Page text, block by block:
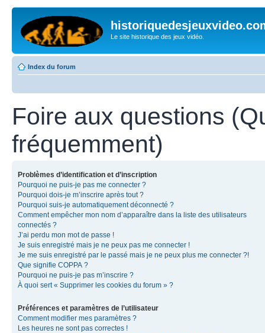
Le site historique des jeux vidéo.
Index du forum
Foire aux questions
fréquemment)
Problèmes d’identification et d’inscription
Pourquoi ne puis-je pas me connecter ?
Pourquoi dois-je m’inscrire après tout ?
Pourquoi suis-je automatiquement déconnecté ?
Comment empêcher mon nom d’apparaître dans la liste des utilisateurs
connectés ?
J’ai perdu mon mot de passe !
Je suis enregistré mais je ne peux pas me connecter !
Je me suis enregistré par le passé mais je ne peux plus me connecter ?!
Que signifie COPPA ?
Pourquoi ne puis-je pas m’inscrire ?
À quoi sert « Supprimer les cookies du forum » ?
Préférences et paramètres de l’utilisateur
Comment modifier mes paramètres ?
Les heures ne sont pas correctes !